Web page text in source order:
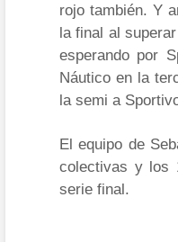
rojo también. Y
la final al
esperando por
Náutico en la
la semi a
El equipo de
colectivas y los
serie final.